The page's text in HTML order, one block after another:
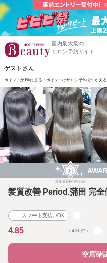
国内最大級の
サロン予約サイト
ゲストさん
ポイントが1%たまる！ ポイントはサロン予約でつかえる
髪質改善 Period.蒲田 完全
スマート支払いOK
4.85 （436件）
空席確